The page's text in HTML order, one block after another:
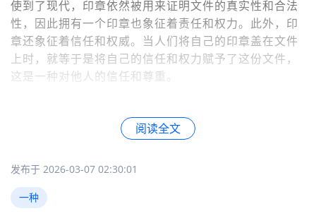
使到了现代，印章依然被用来证明文件的真实性和合法
性，因此拥有一个印章也象征着责任和权力。此外，印
章还象征着信任和权威。当人们将自己的印章盖在文件
上时，就等于是将自己的信任和权力赋予了这份文件，
这是一种对他人的信任和尊重。
阅读全文
发布于 2026-03-07 02:30:01
一种